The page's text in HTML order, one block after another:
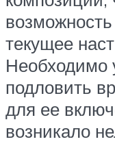
текущее
Необходимо
подловить
для ее
возникало